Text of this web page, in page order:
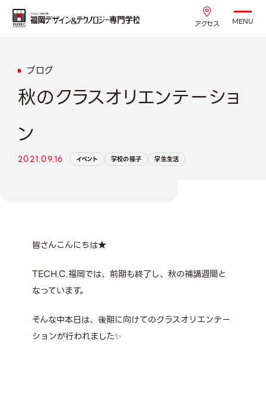
アクセス MENU
ブログ
秋のクラスオリエンテーショ
ン
2021.09.16 イベント 学校の様子 学生生活
皆さんこんにちは★
TECH.C.福岡では、前期も終了し、秋の補講週間と
なっています。
そんな中本日は、後期に向けてのクラスオリエンテー
ションが行われました✨